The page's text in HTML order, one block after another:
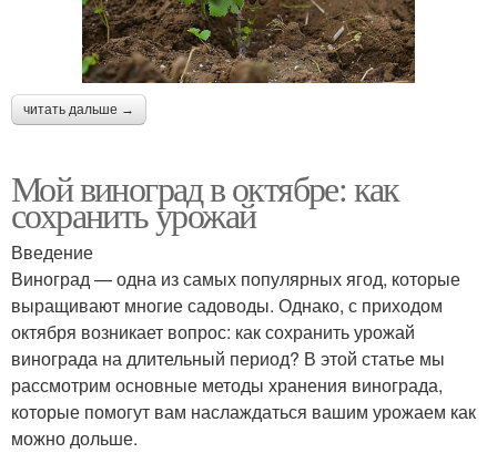
читать дальше →
Мой виноград в октябре: как
сохранить урожай
Введение
Виноград — одна из самых популярных ягод, которые
выращивают многие садоводы. Однако, с приходом
октября возникает вопрос: как сохранить урожай
винограда на длительный период? В этой статье мы
рассмотрим основные методы хранения винограда,
которые помогут вам наслаждаться вашим урожаем как
можно дольше.